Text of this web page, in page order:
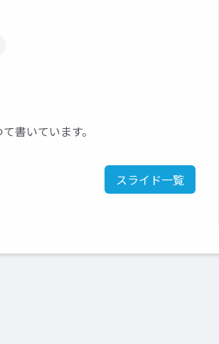
書いています。
スライド一覧